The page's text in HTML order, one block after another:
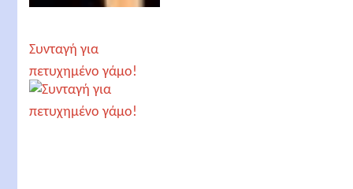
Συνταγή για
πετυχημένο γάμο!